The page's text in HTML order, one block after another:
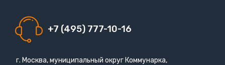
+7 (495) 777-10-16
г. Москва, муниципальный округ Коммунарка,